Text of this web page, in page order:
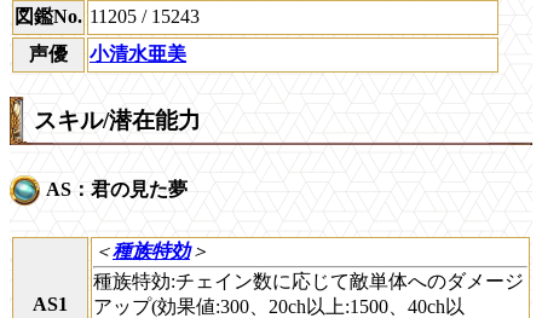
図鑑No. 11205 / 15243
声優
小清水亜美
スキル/潜在能力
AS：君の見た夢
AS1
＜種族特効＞
種族特効:チェイン数に応じて敵単体へのダメージ
アップ(効果値:300、20ch以上:1500、40ch以